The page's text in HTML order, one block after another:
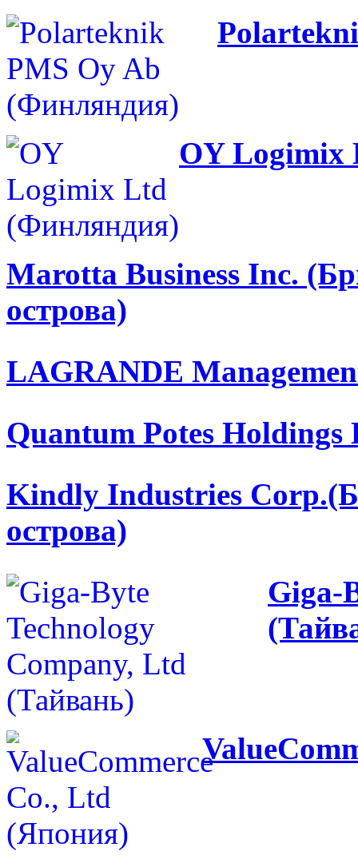
OY
Marotta Business Inc.
острова)
LAGRANDE
Quantum Potes
Kindly Industries
острова)
Giga-